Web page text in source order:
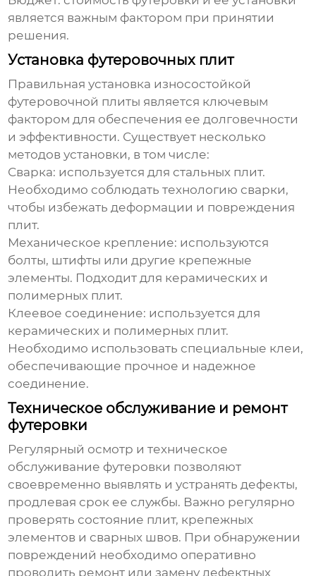
является важным фактором при принятии
решения.
Установка футеровочных плит
Правильная установка износостойкой
футеровочной плиты является ключевым
фактором для обеспечения ее долговечности
и эффективности. Существует несколько
методов установки, в том числе:
Сварка: используется для стальных плит.
Необходимо соблюдать технологию сварки,
чтобы избежать деформации и повреждения
плит.
Механическое крепление: используются
болты, штифты или другие крепежные
элементы. Подходит для керамических и
полимерных плит.
Клеевое соединение: используется для
керамических и полимерных плит.
Необходимо использовать специальные клеи,
обеспечивающие прочное и надежное
соединение.
Техническое обслуживание и ремонт
футеровки
Регулярный осмотр и техническое
обслуживание футеровки позволяют
своевременно выявлять и устранять дефекты,
продлевая срок ее службы. Важно регулярно
проверять состояние плит, крепежных
элементов и сварных швов. При обнаружении
повреждений необходимо оперативно
проводить ремонт или замену дефектных